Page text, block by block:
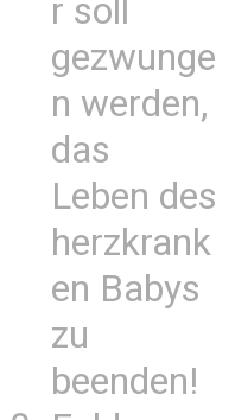
r soll
gezwunge
n werden,
das
Leben des
herzkrank
en Babys
zu
beenden!